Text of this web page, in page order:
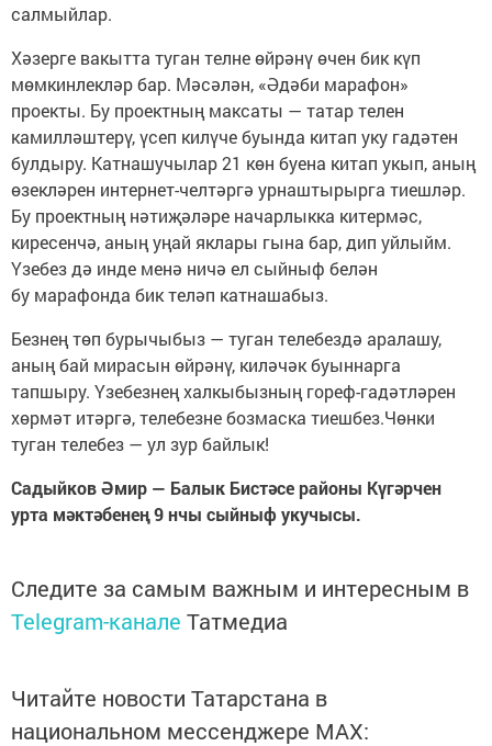
салмыйлар.
Хәзерге вакытта туган телне өйрәнү өчен бик күп
мөмкинлекләр бар. Мәсәлән, «Әдәби марафон»
проекты. Бу проектның максаты — татар телен
камилләштерү, үсеп килүче буында китап уку гадәтен
булдыру. Катнашучылар 21 көн буена китап укып, аның
өзекләрен интернет-челтәргә урнаштырырга тиешләр.
Бу проектның нәтиҗәләре начарлыкка китермәс,
киресенчә, аның уңай яклары гына бар, дип уйлыйм.
Үзебез дә инде менә ничә ел сыйныф белән
бу марафонда бик теләп катнашабыз.
Безнең төп бурычыбыз — туган телебездә аралашу,
аның бай мирасын өйрәнү, киләчәк буыннарга
тапшыру. Үзебезнең халкыбызның гореф-гадәтләрен
хөрмәт итәргә, телебезне бозмаска тиешбез.Чөнки
туган телебез — ул зур байлык!
Садыйков Әмир — Балык Бистәсе районы Күгәрчен
урта мәктәбенең 9 нчы сыйныф укучысы.
Следите за самым важным и интересным в
Telegram-канале Татмедиа
Читайте новости Татарстана в
национальном мессенджере MАХ: